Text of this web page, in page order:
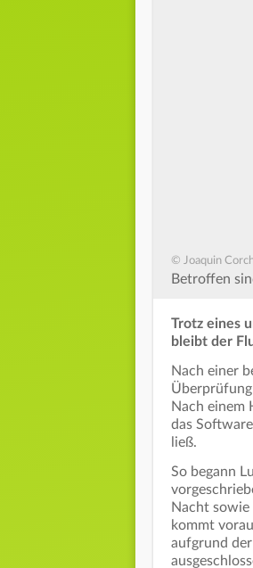
© Joaquin
Betroffen
Trotz eines
bleibt der
Nach einer
Nach einem
das
ließ.
So begann
Nacht
kommt
aufgrund